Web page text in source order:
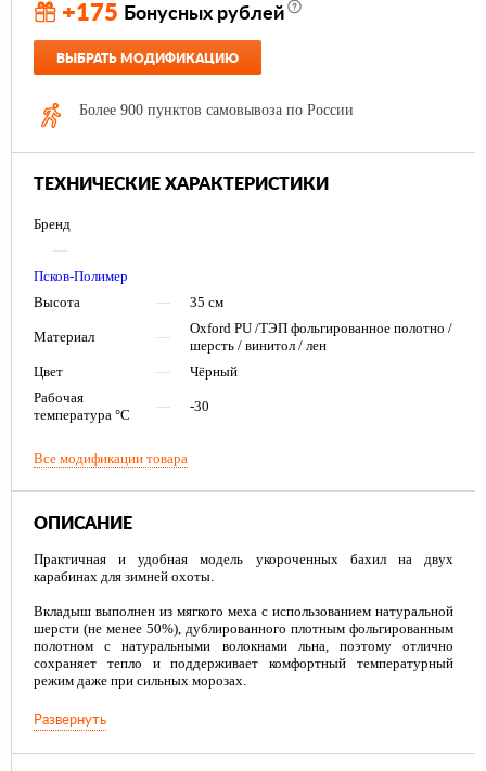
+175 Бонусных рублей
ВЫБРАТЬ МОДИФИКАЦИЮ
Более 900 пунктов самовывоза по России
ТЕХНИЧЕСКИЕ ХАРАКТЕРИСТИКИ
Бренд
—
Псков-Полимер
Высота
— 35 см
Материал —
Oxford PU /ТЭП фольгированное полотно /
шерсть / винитол / лен
Цвет
—
Чёрный
Рабочая
температура °С
— -30
Все модификации товара
ОПИСАНИЕ
Практичная и удобная модель укороченных бахил на двух
карабинах для зимней охоты.
Вкладыш выполнен из мягкого меха с использованием натуральной
шерсти (не менее 50%), дублированного плотным фольгированным
полотном с натуральными волокнами льна, поэтому отлично
сохраняет тепло и поддерживает комфортный температурный
режим даже при сильных морозах.
Кроме того, пяточная часть вкладыша дополнительно усилена
вставкой из винитола Винитол .
Развернуть